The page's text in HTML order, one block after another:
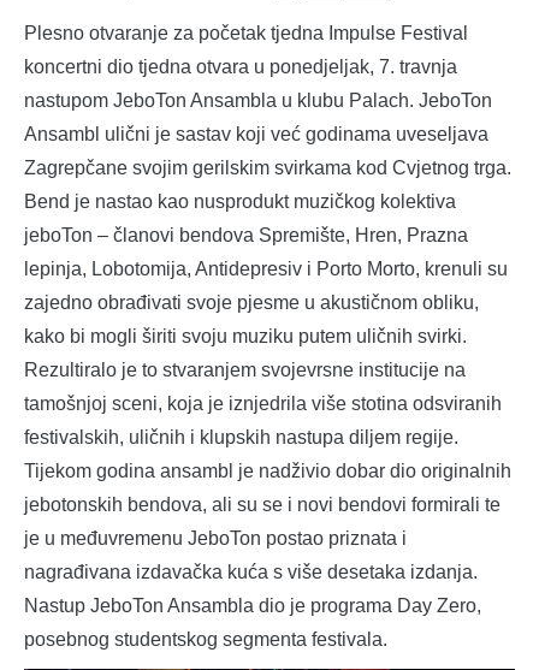
Plesno otvaranje za početak tjedna Impulse Festival
koncertni dio tjedna otvara u ponedjeljak, 7. travnja
nastupom JeboTon Ansambla u klubu Palach. JeboTon
Ansambl ulični je sastav koji već godinama uveseljava
Zagrepčane svojim gerilskim svirkama kod Cvjetnog trga.
Bend je nastao kao nusprodukt muzičkog kolektiva
jeboTon – članovi bendova Spremište, Hren, Prazna
lepinja, Lobotomija, Antidepresiv i Porto Morto, krenuli su
zajedno obrađivati svoje pjesme u akustičnom obliku,
kako bi mogli širiti svoju muziku putem uličnih svirki.
Rezultiralo je to stvaranjem svojevrsne institucije na
tamošnjoj sceni, koja je iznjedrila više stotina odsviranih
festivalskih, uličnih i klupskih nastupa diljem regije.
Tijekom godina ansambl je nadživio dobar dio originalnih
jebotonskih bendova, ali su se i novi bendovi formirali te
je u međuvremenu JeboTon postao priznata i
nagrađivana izdavačka kuća s više desetaka izdanja.
Nastup JeboTon Ansambla dio je programa Day Zero,
posebnog studentskog segmenta festivala.